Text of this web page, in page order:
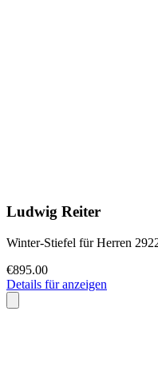
Ludwig Reiter
Winter-Stiefel für Herren
€895.00
Details für anzeigen